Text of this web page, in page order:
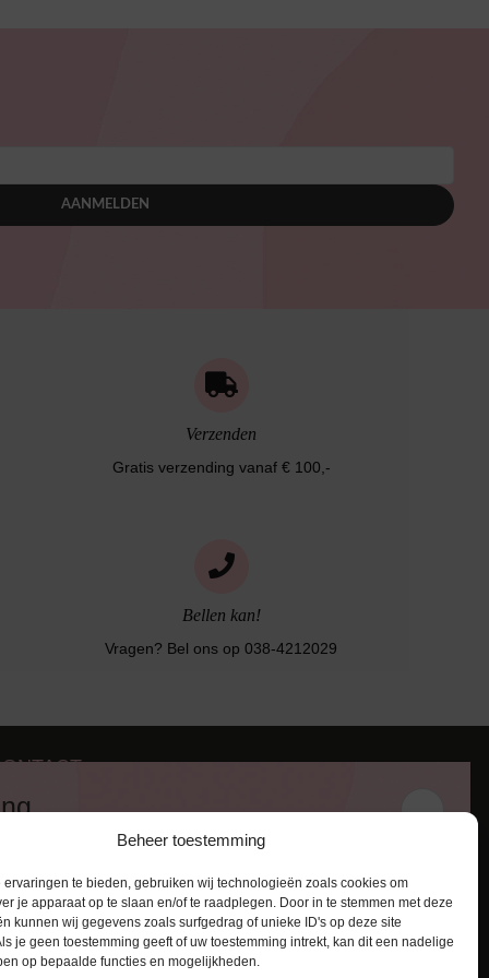
Beheer toestemming
ervaringen te bieden, gebruiken wij technologieën zoals cookies om
je apparaat op te slaan en/of te raadplegen. Door in te stemmen met deze
kunnen wij gegevens zoals surfgedrag of unieke ID's op deze site
je geen toestemming geeft of uw toestemming intrekt, kan dit een nadelige
op bepaalde functies en mogelijkheden.
AANMELDEN
Verzenden
Gratis verzending vanaf € 100,-
Bellen kan!
Vragen? Bel ons op 038-4212029
RL Zwolle
info@lingerie-badmode.nl